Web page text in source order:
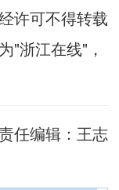
许可不得转载
"浙江在线"，
任编辑： 王志